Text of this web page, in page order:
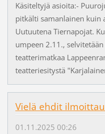
Käsiteltyjä asioita:-
pitkälti samanlainen kuin
Uutuutena Tiernapojat.
umpeen 2.11.,
teatterimatkaa
teatteriesitystä
Vielä ehdit
01.11.2025 00:26